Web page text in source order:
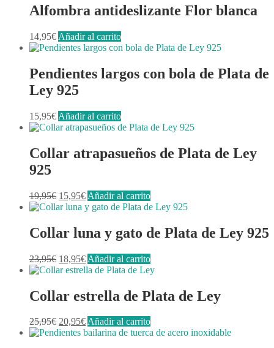
era:
10,95€.8,95€.
Alfombra antideslizante Flor blanca
14,95€ Añadir al carrito
Pendientes largos con bola de Plata de
Ley 925
15,95€ Añadir al carrito
Collar atrapasueños de Plata de Ley
925
19,95€ El
precio
19,95€.
15,95€El
precio
15,95€.
Añadir al carrito
Collar luna y gato de Plata de Ley 925
23,95€ El
precio
23,95€.
18,95€El
precio
es:
18,95€.
Añadir al carrito
Collar estrella de Plata de Ley
25,95€ El
precio
20,95€El
precio
Añadir al carrito